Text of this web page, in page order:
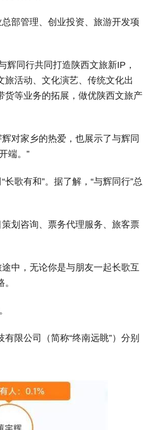
部管理、创业投资、旅游开发项
辉同行共同打造陕西文旅新IP，
活动、文化演艺、传统文化出
货等业务的拓展，做优陕西文旅产
对家乡的热爱，也展示了与辉同
端。”
歌有和”。据了解，“与辉同行”总
划咨询、票务代理服务、旅客票
中，无论你是与朋友一起长歌互
限公司（简称“终南远眺”）分别